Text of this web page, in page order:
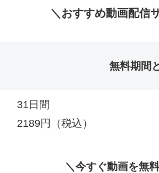
＼おすすめ動画配信
無料期間
31日間
2189円（税込）
＼今すぐ動画を無